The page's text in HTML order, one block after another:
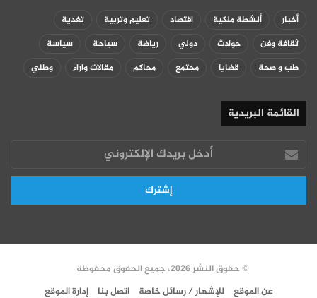
أخبار أنشطة ملكية اقتصاد تعليم وتربية
تغدية
ثقافة وفن
حوادث دولي رياضة سياحة
سياسة
طب و صحة
قضايا مجتمع محاكم مقالات واراء وطني
القائمة البريدية
أدخل
بريدك
الإلكتروني
© حقوق النشر 2026، جميع الحقوق محفوظة
عن الموقع
للإشهار / رسائل خاصة اتصل بنا إدارة الموقع